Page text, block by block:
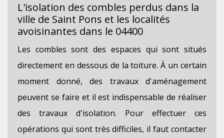
L'isolation des combles perdus dans la
ville de Saint Pons et les localités
avoisinantes dans le 04400
Les combles sont des espaces qui sont situés
directement en dessous de la toiture. À un certain
moment donné, des travaux d'aménagement
peuvent se faire et il est indispensable de réaliser
des travaux d'isolation. Pour effectuer ces
opérations qui sont très difficiles, il faut contacter